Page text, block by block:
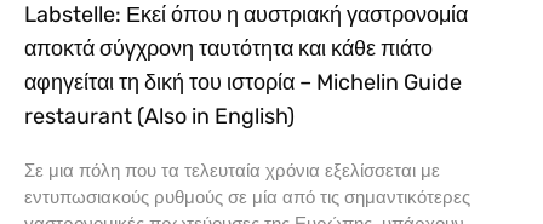
Labstelle: Εκεί όπου η αυστριακή γαστρονομία
αποκτά σύγχρονη ταυτότητα και κάθε πιάτο
αφηγείται τη δική του ιστορία – Michelin Guide
restaurant (Also in English)
Σε μια πόλη που τα τελευταία χρόνια εξελίσσεται με
εντυπωσιακούς ρυθμούς σε μία από τις σημαντικότερες